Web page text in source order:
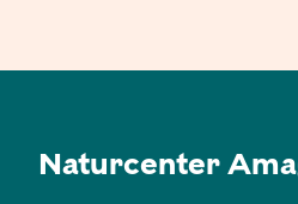
Naturcenter